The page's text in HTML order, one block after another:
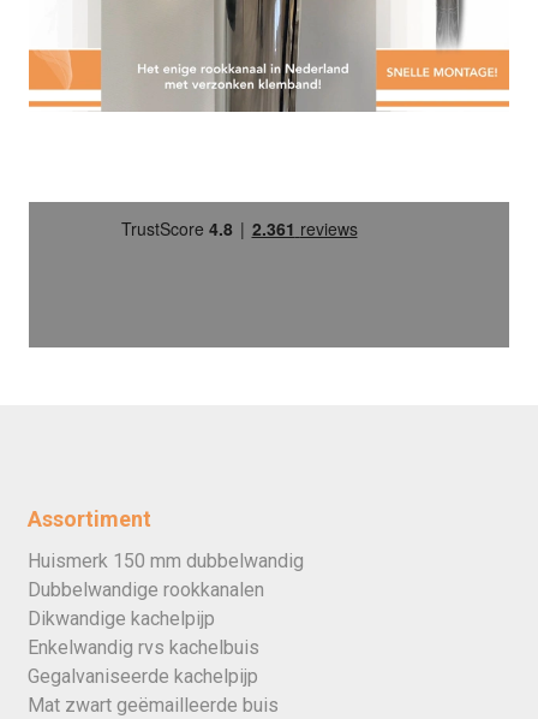
Assortiment
Huismerk 150 mm dubbelwandig
Dubbelwandige rookkanalen
Dikwandige kachelpijp
Enkelwandig rvs kachelbuis
Gegalvaniseerde kachelpijp
Mat zwart geëmailleerde buis